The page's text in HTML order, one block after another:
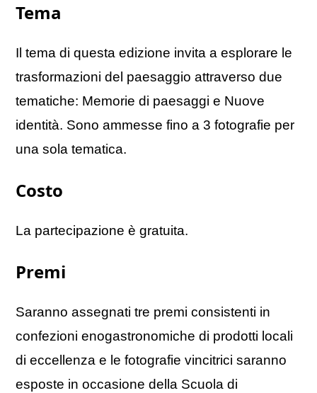
Tema
Il tema di questa edizione invita a esplorare le
trasformazioni del paesaggio attraverso due
tematiche: Memorie di paesaggi e Nuove
identità. Sono ammesse fino a 3 fotografie per
una sola tematica.
Costo
La partecipazione è gratuita.
Premi
Saranno assegnati tre premi consistenti in
confezioni enogastronomiche di prodotti locali
di eccellenza e le fotografie vincitrici saranno
esposte in occasione della Scuola di